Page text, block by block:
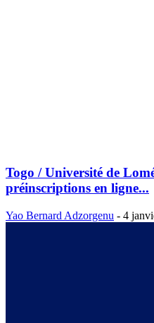
Togo / Université de
préinscriptions en ligne...
Yao Bernard Adzorgenu - 4